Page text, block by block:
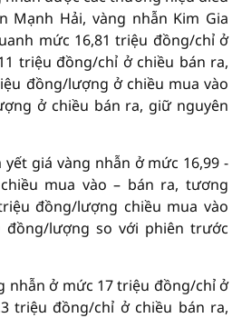
Mạnh Hải, vàng nhẫn Kim Gia
mức 16,81 triệu đồng/chỉ ở
triệu đồng/chỉ ở chiều bán ra,
đồng/lượng ở chiều mua vào
ở chiều bán ra, giữ nguyên
yết giá vàng nhẫn ở mức 16,99 -
mua vào – bán ra, tương
đồng/lượng chiều mua vào
đồng/lượng so với phiên trước
nhẫn ở mức 17 triệu đồng/chỉ ở
triệu đồng/chỉ ở chiều bán ra,